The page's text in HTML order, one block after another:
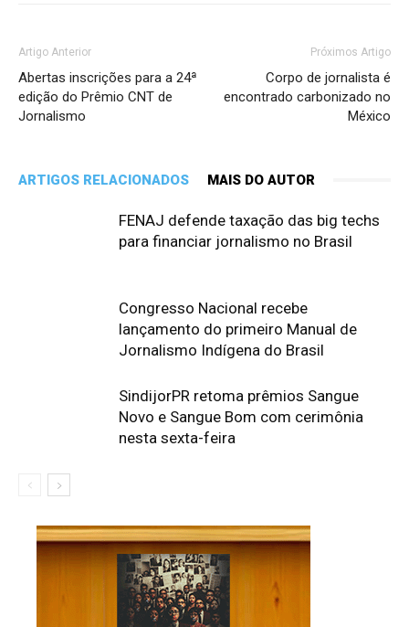
Artigo Anterior
Abertas inscrições para a 24ª
edição do Prêmio CNT de
Jornalismo
Próximos Artigo
Corpo de jornalista é
encontrado carbonizado no
México
ARTIGOS RELACIONADOS MAIS DO AUTOR
FENAJ defende taxação das big techs
para financiar jornalismo no Brasil
Congresso Nacional recebe
lançamento do primeiro Manual de
Jornalismo Indígena do Brasil
SindijorPR retoma prêmios Sangue
Novo e Sangue Bom com cerimônia
nesta sexta-feira